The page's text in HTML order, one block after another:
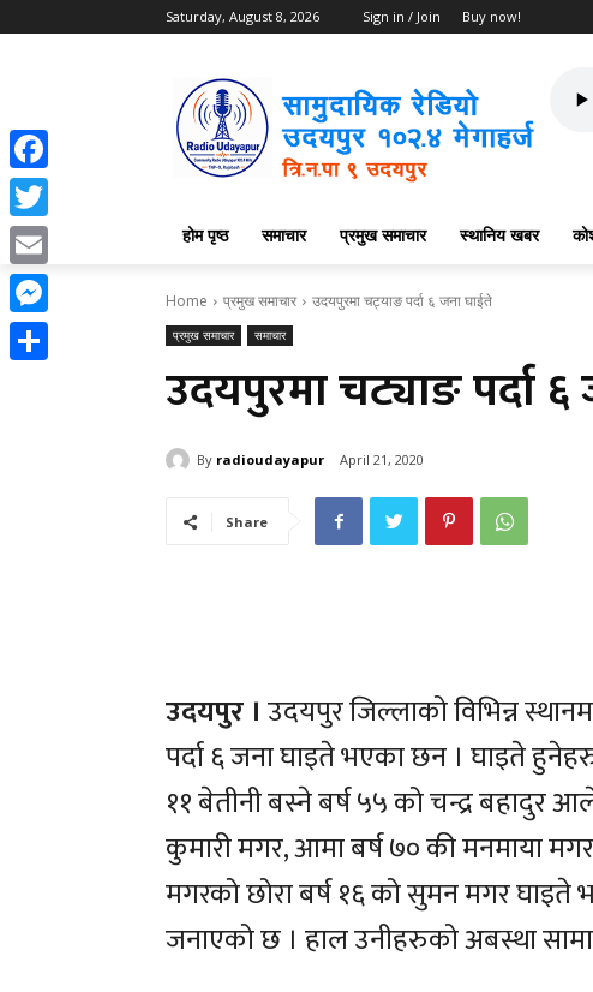
Saturday, August 8, 2026 Sign in / Join Buy now!
होम पृष्ठ समाचार प्रमुख समाचार स्थानिय खबर
Home प्रमुख समाचार उदयपुरमा चट्याङ पर्दा ६ जना घाईते
प्रमुख समाचार समाचार
उदयपुरमा चट्याङ पर्दा
By radioudayapur April 21, 2020
Share
उदयपुर । उदयपुर जिल्लाको विभिन्न
पर्दा ६ जना घाइते भएका छन । घाइते
११ बेतीनी बस्ने बर्ष ५५ को चन्द्र बहादुर
कुमारी मगर, आमा बर्ष ७० की मनमाया
मगरको छोरा बर्ष १६ को सुमन मगर घाइते
जनाएको छ । हाल उनीहरुको अबस्था
Facebook
Twitter
Email
Messenger